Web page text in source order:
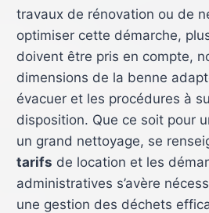
travaux de rénovation ou de
optimiser cette démarche,
doivent être pris en compte,
dimensions de la benne
évacuer et les procédures à
disposition. Que ce soit pour
un grand nettoyage, se
tarifs de location et les
administratives s’avère
une gestion des déchets